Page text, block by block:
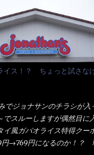
サッと乗せて調味油を入れ
Goodデザイン賞じゃない
（引用） めんは、ノンフ
めんに近い風味のストレー
子、ニンニクを加えた辛さ
プです。 調味油に赤ラー油
を引き立たせています。
に、箸で麺と具を持ち上げ
豆モヤシだから細身で熱
シだと太くて熱加えるとダ
ート麺とモヤシが良いバ
って・・・映える...
の目安で小分けにしている
チーズの乗り具合に結構な
目が付いているのを、しっ
。（取り分け量にも若干有
振りかけて食べてみると・
ホワイトソースとマカロ
回ダイソーのカレー用のス
まくすくえるんだよねぇ～
のグラタンを頂きましたが
レースプーンの。すくい上
イス！？ ちょっと試さな
でジョナサンのチラシが入
でスルーしますが偶然目に
イ風ガパオライス特得クー
円→769円になるのか！？